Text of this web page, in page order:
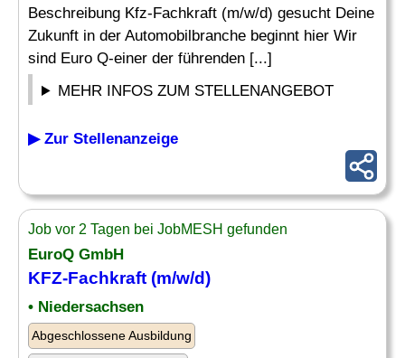
Beschreibung Kfz-Fachkraft (m/w/d) gesucht Deine
Zukunft in der Automobilbranche beginnt hier Wir
sind Euro Q-einer der führenden [...]
MEHR INFOS ZUM STELLENANGEBOT
▶ Zur Stellenanzeige
Job vor 2 Tagen bei JobMESH gefunden
EuroQ GmbH
KFZ-Fachkraft (m/w/d)
• Niedersachsen
Abgeschlossene Ausbildung